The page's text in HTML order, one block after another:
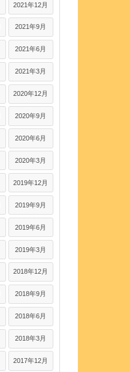
2021年12月
2021年9月
2021年6月
2021年3月
2020年12月
2020年9月
2020年6月
2020年3月
2019年12月
2019年9月
2019年6月
2019年3月
2018年12月
2018年9月
2018年6月
2018年3月
2017年12月